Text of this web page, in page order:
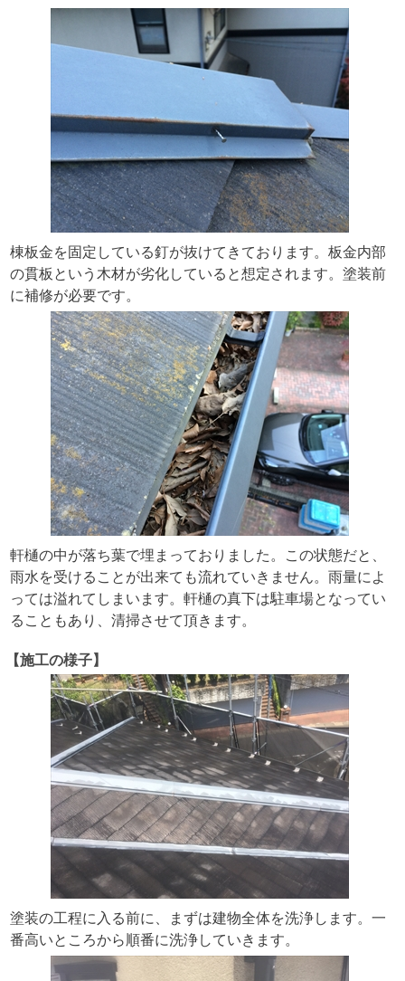
棟板金を固定している釘が抜けてきております。板金内部
の貫板という木材が劣化していると想定されます。塗装前
に補修が必要です。
軒樋の中が落ち葉で埋まっておりました。この状態だと、
雨水を受けることが出来ても流れていきません。雨量によ
っては溢れてしまいます。軒樋の真下は駐車場となってい
ることもあり、清掃させて頂きます。
【施工の様子】
塗装の工程に入る前に、まずは建物全体を洗浄します。一
番高いところから順番に洗浄していきます。